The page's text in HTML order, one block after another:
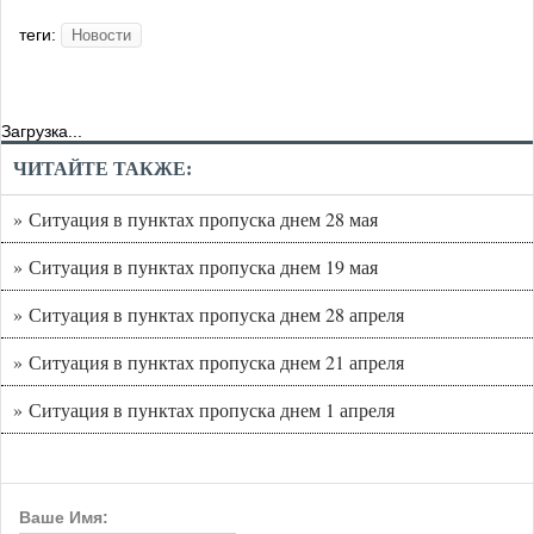
теги: Новости
Загрузка...
ЧИТАЙТЕ ТАКЖЕ:
» Ситуация в пунктах пропуска днем 28 мая
» Ситуация в пунктах пропуска днем 19 мая
» Ситуация в пунктах пропуска днем 28 апреля
» Ситуация в пунктах пропуска днем 21 апреля
» Ситуация в пунктах пропуска днем 1 апреля
Ваше Имя: